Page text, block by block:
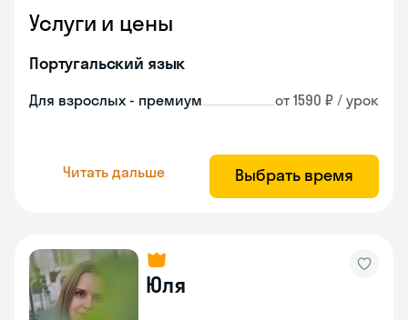
Услуги и цены
Португальский язык
Для взрослых - премиум от 1590 ₽ / урок
Читать дальше Выбрать время
Юля